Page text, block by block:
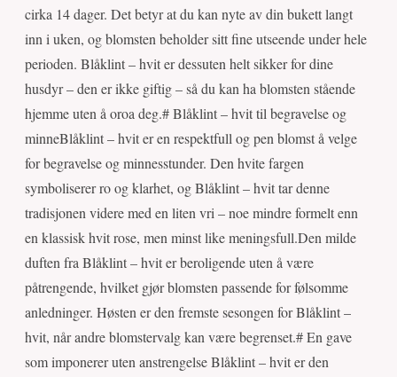
cirka 14 dager. Det betyr at du kan nyte av din bukett langt
inn i uken, og blomsten beholder sitt fine utseende under hele
perioden. Blåklint – hvit er dessuten helt sikker for dine
husdyr – den er ikke giftig – så du kan ha blomsten stående
hjemme uten å oroa deg.# Blåklint – hvit til begravelse og
minneBlåklint – hvit er en respektfull og pen blomst å velge
for begravelse og minnesstunder. Den hvite fargen
symboliserer ro og klarhet, og Blåklint – hvit tar denne
tradisjonen videre med en liten vri – noe mindre formelt enn
en klassisk hvit rose, men minst like meningsfull.Den milde
duften fra Blåklint – hvit er beroligende uten å være
påtrengende, hvilket gjør blomsten passende for følsomme
anledninger. Høsten er den fremste sesongen for Blåklint –
hvit, når andre blomstervalg kan være begrenset.# En gave
som imponerer uten anstrengelse Blåklint – hvit er den